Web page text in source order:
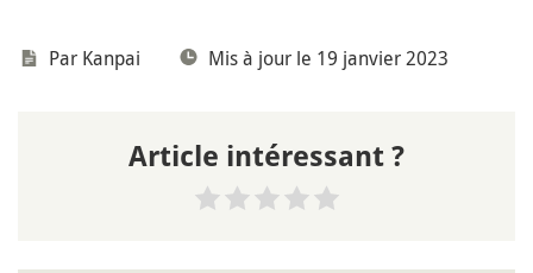
Par Kanpai Mis à jour le 19 janvier 2023
Article intéressant ?